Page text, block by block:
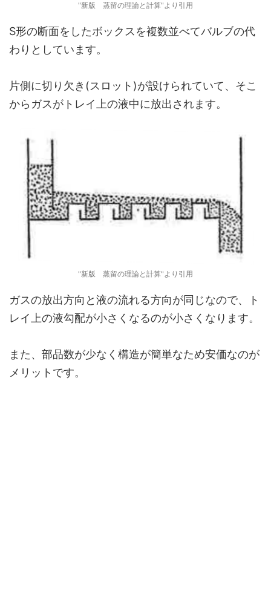
"新版 蒸留の理論と計算"より引用
S形の断面をしたボックスを複数並べてバルブの代
わりとしています。
片側に切り欠き(スロット)が設けられていて、そこ
からガスがトレイ上の液中に放出されます。
"新版 蒸留の理論と計算"より引用
ガスの放出方向と液の流れる方向が同じなので、ト
レイ上の液勾配が小さくなるのが小さくなります。
また、部品数が少なく構造が簡単なため安価なのが
メリットです。